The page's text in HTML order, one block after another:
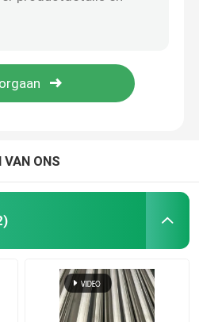
staalmetaal
VAN ONS